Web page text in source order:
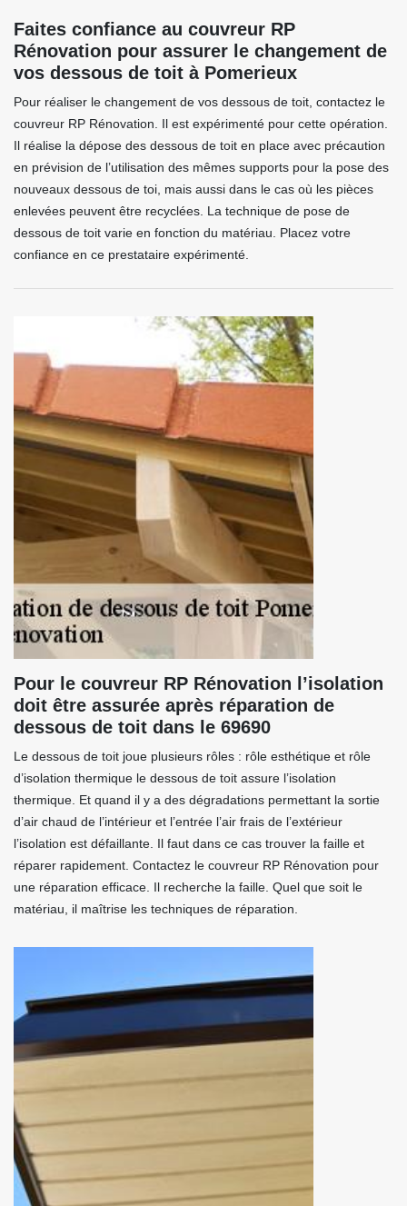
Faites confiance au couvreur RP
Rénovation pour assurer le changement de
vos dessous de toit à Pomerieux
Pour réaliser le changement de vos dessous de toit, contactez le
couvreur RP Rénovation. Il est expérimenté pour cette opération.
Il réalise la dépose des dessous de toit en place avec précaution
en prévision de l’utilisation des mêmes supports pour la pose des
nouveaux dessous de toi, mais aussi dans le cas où les pièces
enlevées peuvent être recyclées. La technique de pose de
dessous de toit varie en fonction du matériau. Placez votre
confiance en ce prestataire expérimenté.
Pour le couvreur RP Rénovation l’isolation
doit être assurée après réparation de
dessous de toit dans le 69690
Le dessous de toit joue plusieurs rôles : rôle esthétique et rôle
d’isolation thermique le dessous de toit assure l’isolation
thermique. Et quand il y a des dégradations permettant la sortie
d’air chaud de l’intérieur et l’entrée l’air frais de l’extérieur
l’isolation est défaillante. Il faut dans ce cas trouver la faille et
réparer rapidement. Contactez le couvreur RP Rénovation pour
une réparation efficace. Il recherche la faille. Quel que soit le
matériau, il maîtrise les techniques de réparation.